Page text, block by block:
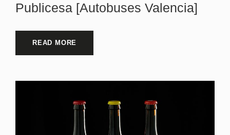
Publicesa [Autobuses Valencia]
READ MORE